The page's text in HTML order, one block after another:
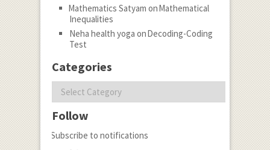
Mathematics Satyam onMathematical
Inequalities
Neha health yoga onDecoding-Coding
Test
Categories
Categories
Follow
Subscribe to notifications